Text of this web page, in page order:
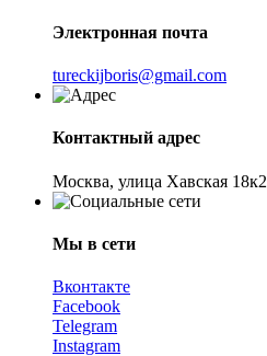
Электронная почта
tureckijboris@gmail.com
Контактный адрес
Москва, улица Хавская 18к2
Мы в сети
Вконтакте
Facebook
Telegram
Instagram